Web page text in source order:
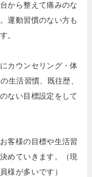
から整えて痛みのな
運動習慣のない方も
。
カウンセリング・体
生活習慣、既往歴、
ない目標設定をして
客様の目標や生活習
めていきます。（現
様が多いです）